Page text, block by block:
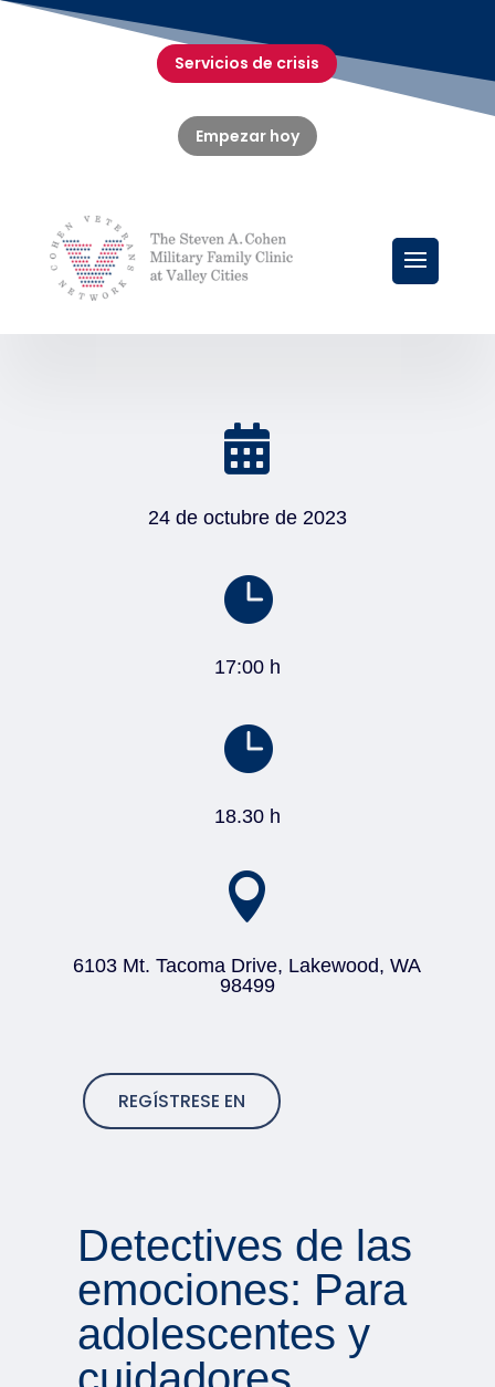
Servicios de crisis
Empezar hoy

24 de octubre de 2023

17:00 h

18.30 h

6103 Mt. Tacoma Drive, Lakewood, WA
98499
REGÍSTRESE EN
Detectives de las
emociones: Para
adolescentes y